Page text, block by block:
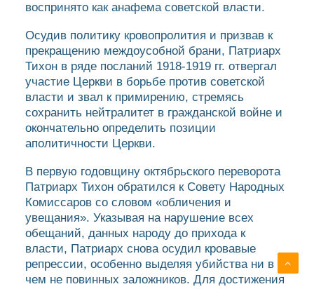
воспринято как анафема советской власти.
Осудив политику кровопролития и призвав к
прекращению междоусобной брани, Патриарх
Тихон в ряде посланий 1918-1919 гг. отвергал
участие Церкви в борьбе против советской
власти и звал к примирению, стремясь
сохранить нейтралитет в гражданской войне и
окончательно определить позиции
аполитичности Церкви.
В первую годовщину октябрьского переворота
Патриарх Тихон обратился к Совету Народных
Комиссаров со словом «обличения и
увещания». Указывая на нарушение всех
обещаний, данных народу до прихода к
власти, Патриарх снова осудил кровавые
репрессии, особенно выделяя убийства ни в
чем не повинных заложников. Для достижения